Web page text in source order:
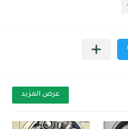
عرض المزيد